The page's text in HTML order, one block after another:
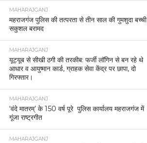
MAHARAJGANJ
महराजगंज पुलिस की तत्परता से तीन साल की गुमशुदा बच्ची
सकुशल बरामद
MAHARAJGANJ
यूट्यूब से सीखी ठगी की तरकीब: फर्जी लॉगिन से बन रहे थे
आधार व आयुष्मान कार्ड, ग्राहक सेवा केंद्र पर छापा, दो
गिरफ्तार।
MAHARAJGANJ
‘वंदे मातरम्’ के 150 वर्ष पूरे पुलिस कार्यालय महराजगंज में
गूंजा राष्ट्रगीत
MAHARAJGANJ